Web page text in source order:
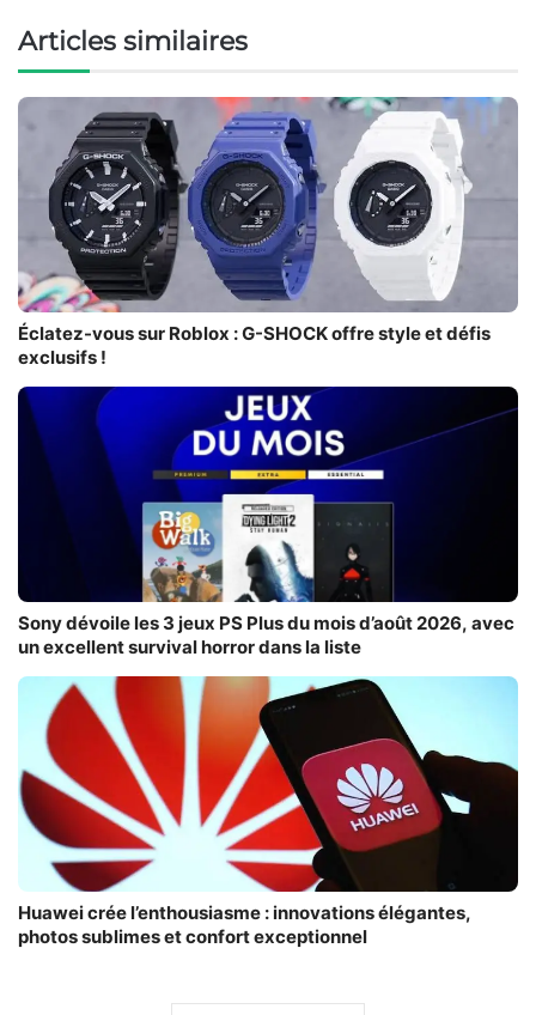
Articles similaires
Éclatez-vous sur Roblox : G-SHOCK offre style et défis
exclusifs !
Sony dévoile les 3 jeux PS Plus du mois d’août 2026, avec
un excellent survival horror dans la liste
Huawei crée l’enthousiasme : innovations élégantes,
photos sublimes et confort exceptionnel